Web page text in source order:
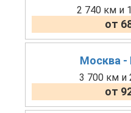
2 740 км и
от
Москва -
3 700 км и
от